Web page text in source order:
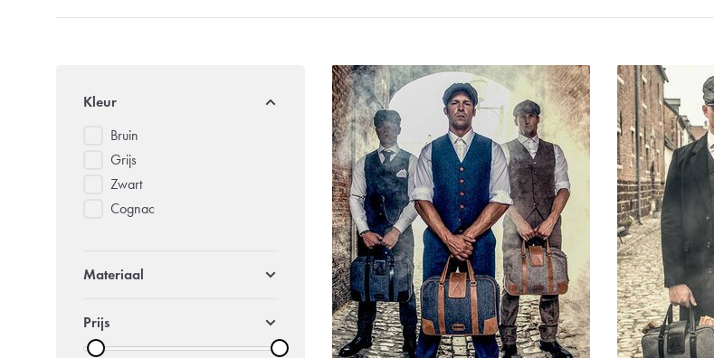
Kleur
Bruin
Grijs
Zwart
Cognac
Materiaal
Prijs